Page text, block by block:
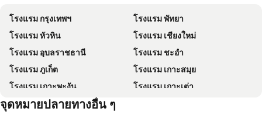
โรงแรม กรุงเทพฯ
โรงแรม พัทยา
โรงแรม หัวหิน
โรงแรม เชียงใหม่
โรงแรม อุบลราชธานี
โรงแรม ชะอำ
โรงแรม ภูเก็ต
โรงแรม เกาะสมุย
โรงแรม เกาะพะงัน
โรงแรม เกาะเต่า
โรงแรม เกาะฟุก๊ว
จุดหมายปลายทางอื่น ๆ